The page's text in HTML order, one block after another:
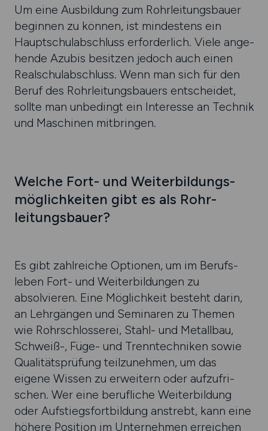
Um eine Ausbildung zum Rohr­leitungs­bauer
beginnen zu können, ist mindestens ein
Haupt­schul­abschluss erfor­der­lich. Viele ange­
hende Azubis besitzen jedoch auch einen
Real­schul­abschluss. Wenn man sich für den
Beruf des Rohr­lei­tungs­bauers ent­schei­det,
sollte man unbe­dingt ein Inte­resse an Technik
und Maschinen mit­bringen.
Welche Fort- und Weiter­bildungs­
mög­lich­keiten gibt es als Rohr­
leitungs­bauer?
Es gibt zahlreiche Optionen, um im Berufs­
leben Fort- und Weiter­bil­dungen zu
absolvieren. Eine Mög­lich­keit besteht darin,
an Lehr­gängen und Semi­naren zu Themen
wie Rohr­schlosse­rei, Stahl- und Metall­bau,
Schweiß-, Füge- und Trenn­tech­niken sowie
Quali­täts­prü­fung teil­zu­nehmen, um das
eigene Wissen zu erwei­tern oder auf­zufri­
schen. Wer eine beruf­liche Weiter­bil­dung
oder Auf­stiegs­fort­bildung an­strebt, kann eine
höhere Posi­tion im Unter­nehmen errei­chen